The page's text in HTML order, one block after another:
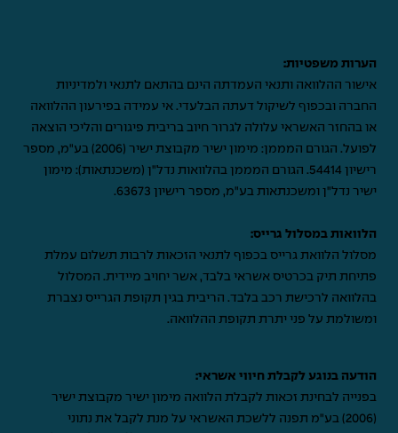
הערות משפטיות:
אישור ההלוואה ותנאי העמדתה הינם בהתאם לתנאי ולמדיניות
החברה ובכפוף לשיקול דעתה הבלעדי. אי עמידה בפירעון ההלוואה
או בהחזר האשראי עלולה לגרור חיוב בריבית פיגורים והליכי הוצאה
לפועל. הגורם המממן: מימון ישיר מקבוצת ישיר (2006) בע"מ, מספר
רישיון 54414. הגורם המממן בהלוואות נדל"ן (משכנתאות): מימון
ישיר נדל"ן ומשכנתאות בע"מ, מספר רישיון 63673.
הלוואות במסלול גרייס:
מסלול הלוואת גרייס בכפוף לתנאי הזכאות לרבות תשלום עמלת
פתיחת תיק בכרטיס אשראי בלבד, אשר יחויב מיידית. המסלול
בהלוואה לרכישת רכב בלבד. הריבית בגין תקופת הגרייס נצברת
ומשולמת על פני יתרת תקופת ההלוואה.
הודעה בנוגע לקבלת חיווי אשראי:
בפנייה לבחינת זכאות לקבלת הלוואה מימון ישיר מקבוצת ישיר
(2006) בע"מ תפנה ללשכת האשראי על מנת לקבל את נתוני